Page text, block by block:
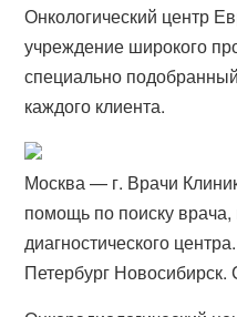
Онкологический центр
учреждение широкого
специально
каждого клиента.
Москва — г. Врачи
помощь по поиску врача,
диагностического
Петербург